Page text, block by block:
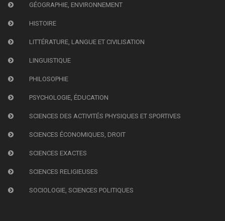
GÉOGRAPHIE, ENVIRONNEMENT
HISTOIRE
LITTÉRATURE, LANGUE ET CIVILISATION
LINGUISTIQUE
PHILOSOPHIE
PSYCHOLOGIE, ÉDUCATION
SCIENCES DES ACTIVITÉS PHYSIQUES ET SPORTIVES
SCIENCES ÉCONOMIQUES, DROIT
SCIENCES EXACTES
SCIENCES RELIGIEUSES
SOCIOLOGIE, SCIENCES POLITIQUES